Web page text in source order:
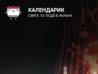
КАЛЕНДАРИК
СВЯТА ТА ПОДІЇ В УКРАЇНІ